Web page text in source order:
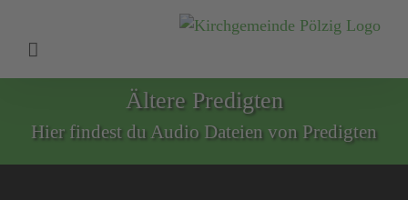
springen
Ältere Predigten
Hier findest du Audio Dateien von Predigten